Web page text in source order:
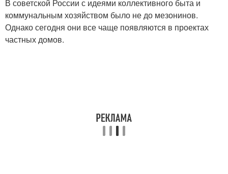
В советской России с идеями коллективного быта и
коммунальным хозяйством было не до мезонинов.
Однако сегодня они все чаще появляются в проектах
частных домов.